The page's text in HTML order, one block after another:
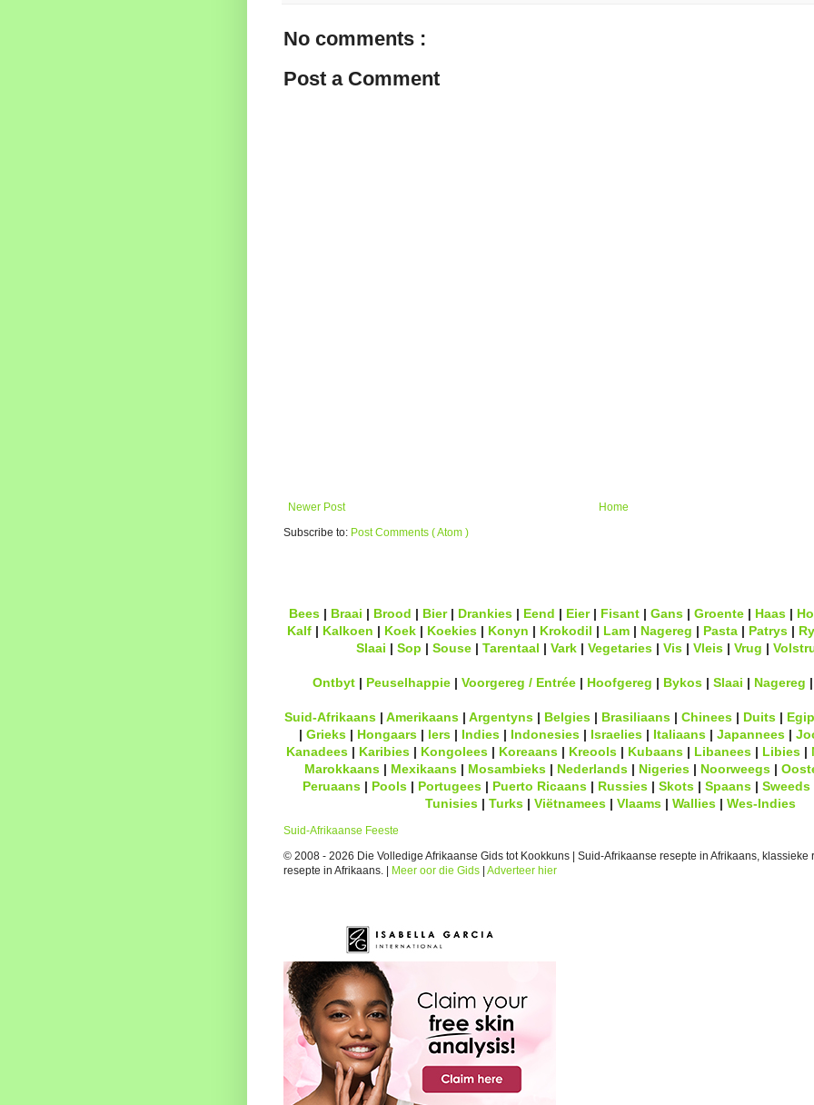
No comments :
Post a Comment
Newer Post
Home
Subscribe to: Post Comments ( Atom )
Bees | Braai | Brood | Bier| Drankies | Eend | Eier| Fisant | Gans | Groente | Haas |
Kalf| Kalkoen | Koek| Koekies| Konyn | Krokodil | Lam| Nagereg | Pasta| Patrys|
Slaai | Sop | Souse| Tarentaal | Vark| Vegetaries| Vis| Vleis| Vrug |
Ontbyt| Peuselhappie| Voorgereg / Entrée| Hoofgereg | Bykos| Slaai | Nagereg
Suid-Afrikaans| Amerikaans| Argentyns| Belgies| Brasiliaans| Chinees| Duits|
| Grieks| Hongaars| Iers| Indies| Indonesies| Israelies| Italiaans| Japannees|
Kanadees| Karibies| Kongolees| Koreaans| Kreools| Kubaans| Libanees| Libies|
Marokkaans | Mexikaans | Mosambieks | Nederlands | Nigeries | Noorweegs |
Peruaans| Pools| Portugees| Puerto Ricaans| Russies| Skots| Spaans| Sweeds
Tunisies | Turks | Viëtnamees | Vlaams | Wallies | Wes-Indies
Suid-Afrikaanse Feeste
© 2008 - 2026 Die Volledige Afrikaanse Gids tot Kookkuns | Suid-Afrikaanse resepte in Afrikaans, klassieke
resepte in Afrikaans. |
Meer oor die Gids Adverteer hier